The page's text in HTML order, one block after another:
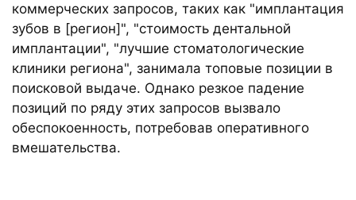
коммерческих запросов, таких как "имплантация
зубов в [регион]", "стоимость дентальной
имплантации", "лучшие стоматологические
клиники региона", занимала топовые позиции в
поисковой выдаче. Однако резкое падение
позиций по ряду этих запросов вызвало
обеспокоенность, потребовав оперативного
вмешательства.